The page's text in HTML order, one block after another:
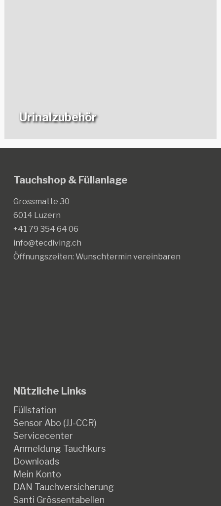
Urinalzubehör
Tauchshop & Füllanlage
Grossmatte 30
6014 Luzern
+41 79 354 64 06
info@tecdiving.ch
Öffnungszeiten: Wunschtermin vereinbaren
Nützliche Links
Füllstation
Sensor Abo (JJ-CCR)
Servicecenter
Anmeldung Tauchkurs
Downloads
Mein Konto
DAN Tauchversicherung
Santi Grössentabellen